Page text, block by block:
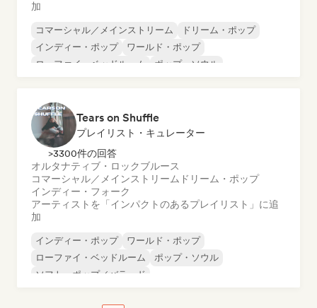
加
コマーシャル／メインストリーム
ドリーム・ポップ
インディー・ポップ
ワールド・ポップ
ローファイ・ベッドルーム
ポップ・ソウル
Tears on Shuffle
プレイリスト・キュレーター
>3300件の回答
オルタナティブ・ロックブルース
コマーシャル／メインストリーム ドリーム・ポップ
インディー・フォーク
アーティストを「インパクトのあるプレイリスト」に追
加
インディー・ポップ
ワールド・ポップ
ローファイ・ベッドルーム
ポップ・ソウル
ソフト・ポップ／バラード